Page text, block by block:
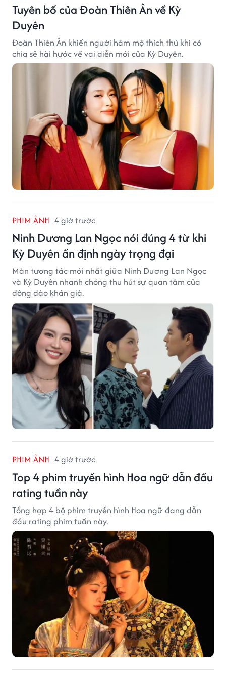
Tuyên bố của Đoàn Thiên Ân về Kỳ
Duyên
Đoàn Thiên Ân khiến người hâm mộ thích thú khi có
chia sẻ hài hước về vai diễn mới của Kỳ Duyên.
PHIM ẢNH 4 giờ trước
Ninh Dương Lan Ngọc nói đúng 4 từ khi
Kỳ Duyên ấn định ngày trọng đại
Màn tương tác mới nhất giữa Ninh Dương Lan Ngọc
và Kỳ Duyên nhanh chóng thu hút sự quan tâm của
đông đảo khán giả.
PHIM ẢNH 4 giờ trước
Top 4 phim truyền hình Hoa ngữ dẫn đầu
rating tuần này
Tổng hợp 4 bộ phim truyền hình Hoa ngữ đang dẫn
đầu rating phim tuần này.